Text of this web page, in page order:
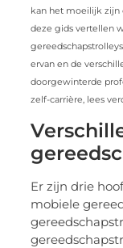
kan het moeilijk zijn
deze gids vertellen
ervan en de
doorgewinterde
zelf-carrière, lees
Er zijn drie
mobiele